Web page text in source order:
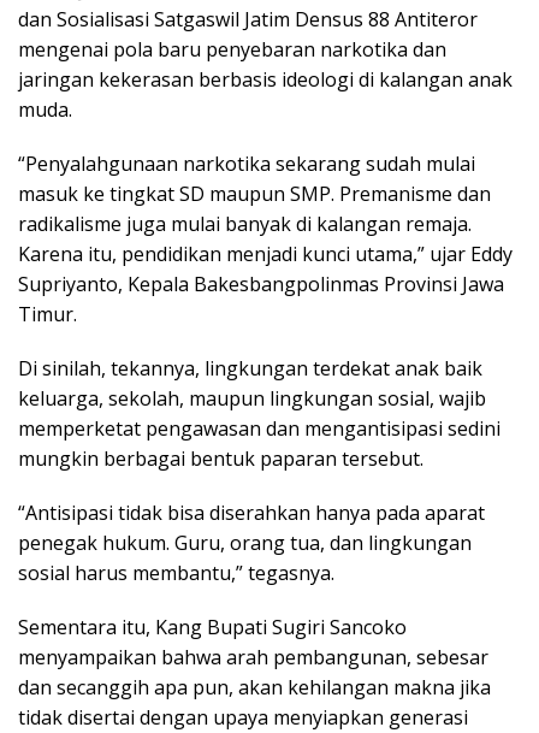
dan Sosialisasi Satgaswil Jatim Densus 88 Antiteror
mengenai pola baru penyebaran narkotika dan
jaringan kekerasan berbasis ideologi di kalangan anak
muda.
“Penyalahgunaan narkotika sekarang sudah mulai
masuk ke tingkat SD maupun SMP. Premanisme dan
radikalisme juga mulai banyak di kalangan remaja.
Karena itu, pendidikan menjadi kunci utama,” ujar Eddy
Supriyanto, Kepala Bakesbangpolinmas Provinsi Jawa
Timur.
Di sinilah, tekannya, lingkungan terdekat anak baik
keluarga, sekolah, maupun lingkungan sosial, wajib
memperketat pengawasan dan mengantisipasi sedini
mungkin berbagai bentuk paparan tersebut.
“Antisipasi tidak bisa diserahkan hanya pada aparat
penegak hukum. Guru, orang tua, dan lingkungan
sosial harus membantu,” tegasnya.
Sementara itu, Kang Bupati Sugiri Sancoko
menyampaikan bahwa arah pembangunan, sebesar
dan secanggih apa pun, akan kehilangan makna jika
tidak disertai dengan upaya menyiapkan generasi